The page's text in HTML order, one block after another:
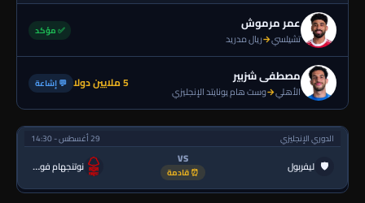
عمر مرموش
تشيلسي→ريال مدريد
✅ مؤكد
مصطفى شزبير
الأهلي→وست هام يونايتد الإنجليزي 5 ملايين دولا 💬 إشاعة
الدوري الإنجليزي 29 أغسطس - 14:30
🛡 ليفربول VS
⏰ قادمة نوتنجهام فورست